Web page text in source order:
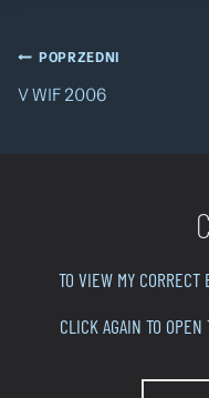
Nawigacja
POPRZEDNI
V WIF 2006
TO VIEW MY CORRECT
CLICK AGAIN TO OPEN